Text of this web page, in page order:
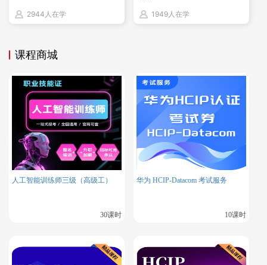
2944人在学 1949人在学
课程商城
人工智能训练师三级（高级工）
30课时
华为 HCIP-Datacom 考试服务
10课时